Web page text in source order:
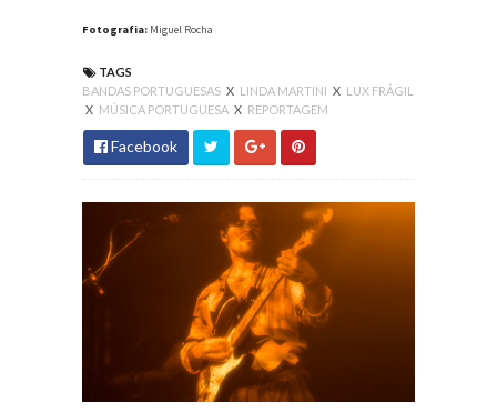
Fotografia: Miguel Rocha
TAGS
BANDAS PORTUGUESAS X LINDA MARTINI X LUX FRÁGIL
X MÚSICA PORTUGUESA X REPORTAGEM
Facebook